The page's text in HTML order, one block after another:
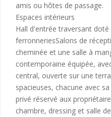
amis ou hôtes de passage.
Espaces intérieurs
Hall d'entrée traversant
ferronneriesSalons de
cheminée et une salle à
contemporaine équipée,
central, ouverte sur une
spacieuses, chacune avec
privé réservé aux
chambre, dressing et salle